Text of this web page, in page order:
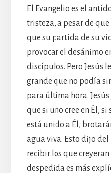
El Evangelio es el
tristeza, a pesar de que
que su partida de su
provocar el desánimo
discípulos. Pero Jesús
grande que no podía
para última hora.
que si uno cree en Él, si
está unido a Él,
agua viva. Esto dijo
recibir los que creyeran
despedida es más